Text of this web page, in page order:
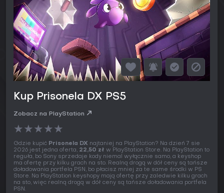
Kup Prisonela DX PS5
Zobacz na PlayStation
★★★★★
Gdzie kupić Prisonela DX najtaniej na PlayStation? Na dzień 7 sie
2026 jest jedna oferta, 22,50 zł w PlayStation Store. Na PlayStation to
reguła, bo Sony sprzedaje kody niemal wyłącznie samo, a keyshop
ma ofertę przy kilku grach na sto. Realną drogą w dół ceny są tańsze
doładowania portfela PSN, bo płacisz mniej za te same środki w PS
Store. Na PlayStation keyshopy mają ofertę przy zaledwie kilku grach
na sto, więc realną drogą w dół ceny są tańsze doładowania portfela
PSN.